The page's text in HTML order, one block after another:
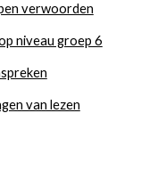
verwoorden
niveau groep 6
van lezen